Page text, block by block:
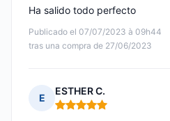
Publicado el 07/07/2023 à 09h44
tras una compra de 27/06/2023
Ha salido todo perfecto
E
ESTHER C.
Nota: 5 de 5